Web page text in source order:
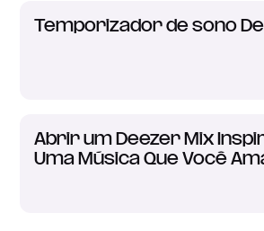
Temporizador de sono
Abrir um Deezer Mix
Uma Música Que Você